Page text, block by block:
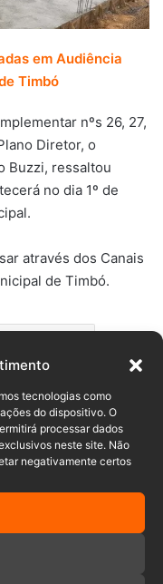
tecnologias como
do dispositivo. O
processar dados
neste site. Não
negativamente certos
em Audiência
Timbó
nºs 26, 27,
Diretor, o
Buzzi, ressaltou
no dia 1º de
através dos Canais
de Timbó.
de Timbó
Timbó